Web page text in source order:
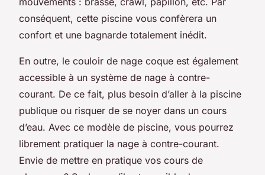
conséquent, cette piscine vous confèrera un
confort et une bagnarde totalement inédit.
En outre, le couloir de nage coque est également
accessible à un système de nage à contre-
courant. De ce fait, plus besoin d’aller à la piscine
publique ou risquer de se noyer dans un cours
d’eau. Avec ce modèle de piscine, vous pourrez
librement pratiquer la nage à contre-courant.
Envie de mettre en pratique vos cours de